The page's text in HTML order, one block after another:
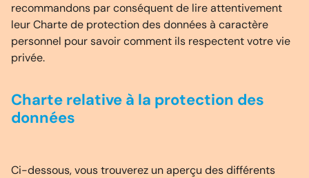
recommandons par conséquent de lire attentivement
leur Charte de protection des données à caractère
personnel pour savoir comment ils respectent votre vie
privée.
Charte relative à la protection des
données
Ci-dessous, vous trouverez un aperçu des différents